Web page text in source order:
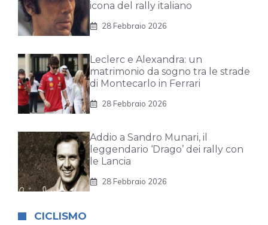
icona del rally italiano
28 Febbraio 2026
Leclerc e Alexandra: un
matrimonio da sogno tra le strade
di Montecarlo in Ferrari
28 Febbraio 2026
Addio a Sandro Munari, il
leggendario ‘Drago’ dei rally con
le Lancia
28 Febbraio 2026
CICLISMO